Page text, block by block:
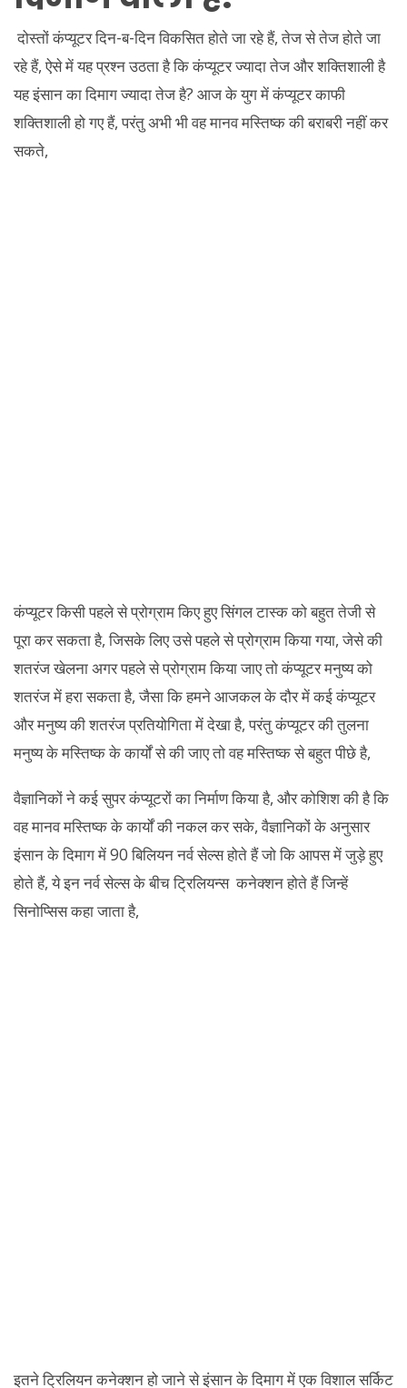
p
p
m n
k
दोस्तों कंप्यूटर दिन-ब-दिन विकसित होते जा रहे हैं, तेज से तेज होते जा
रहे हैं, ऐसे में यह प्रश्न उठता है कि कंप्यूटर ज्यादा तेज और शक्तिशाली है
यह इंसान का दिमाग ज्यादा तेज है? आज के युग में कंप्यूटर काफी
शक्तिशाली हो गए हैं, परंतु अभी भी वह मानव मस्तिष्क की बराबरी नहीं कर
सकते,
कंप्यूटर किसी पहले से प्रोग्राम किए हुए सिंगल टास्क को बहुत तेजी से
पूरा कर सकता है, जिसके लिए उसे पहले से प्रोग्राम किया गया, जेसे की
शतरंज खेलना अगर पहले से प्रोग्राम किया जाए तो कंप्यूटर मनुष्य को
शतरंज में हरा सकता है, जैसा कि हमने आजकल के दौर में कई कंप्यूटर
और मनुष्य की शतरंज प्रतियोगिता में देखा है, परंतु कंप्यूटर की तुलना
मनुष्य के मस्तिष्क के कार्यों से की जाए तो वह मस्तिष्क से बहुत पीछे है,
वैज्ञानिकों ने कई सुपर कंप्यूटरों का निर्माण किया है, और कोशिश की है कि
वह मानव मस्तिष्क के कार्यों की नकल कर सके, वैज्ञानिकों के अनुसार
इंसान के दिमाग में 90 बिलियन नर्व सेल्स होते हैं जो कि आपस में जुड़े हुए
होते हैं, ये इन नर्व सेल्स के बीच ट्रिलियन्स कनेक्शन होते हैं जिन्हें
सिनोप्सिस कहा जाता है,
इतने ट्रिलियन कनेक्शन हो जाने से इंसान के दिमाग में एक विशाल सर्किट